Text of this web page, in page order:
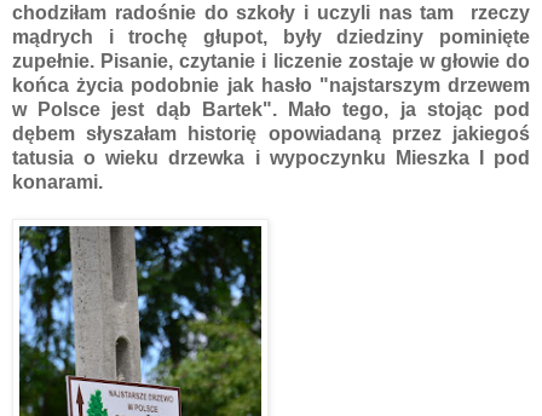
chodziłam radośnie do szkoły i uczyli nas tam rzeczy
mądrych i trochę głupot, były dziedziny pominięte
zupełnie. Pisanie, czytanie i liczenie zostaje w głowie do
końca życia podobnie jak hasło "najstarszym drzewem
w Polsce jest dąb Bartek". Mało tego, ja stojąc pod
dębem słyszałam historię opowiadaną przez jakiegoś
tatusia o wieku drzewka i wypoczynku Mieszka I pod
konarami.